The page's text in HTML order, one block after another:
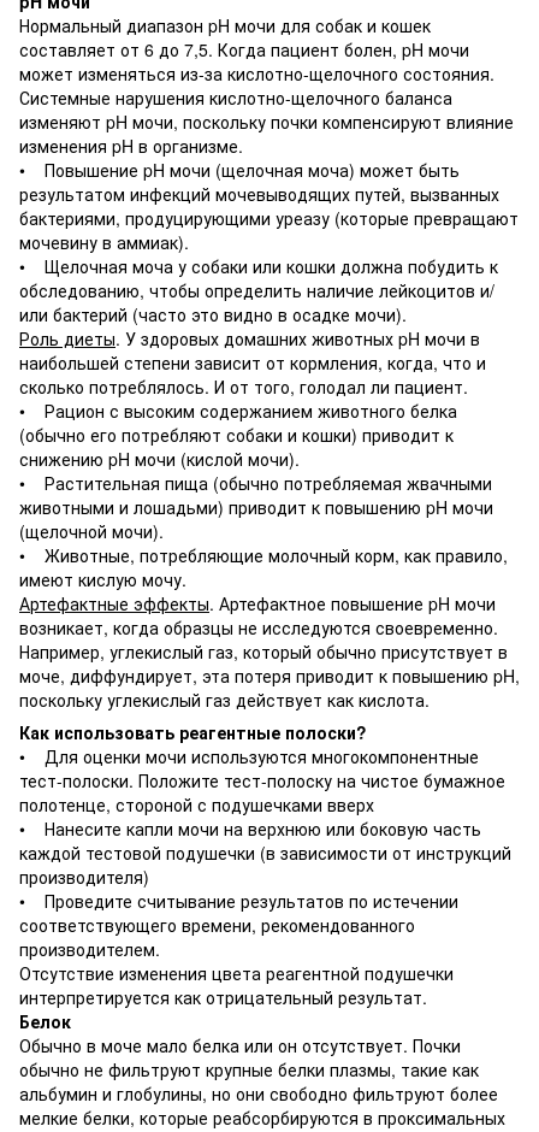
Нормальный диапазон pH мочи для собак и кошек
составляет от 6 до 7,5. Когда пациент болен, pH мочи
может изменяться из-за кислотно-щелочного состояния.
Системные нарушения кислотно-щелочного баланса
изменяют pH мочи, поскольку почки компенсируют влияние
изменения pH в организме.
• Повышение pH мочи (щелочная моча) может быть
результатом инфекций мочевыводящих путей, вызванных
бактериями, продуцирующими уреазу (которые превращают
мочевину в аммиак).
• Щелочная моча у собаки или кошки должна побудить к
обследованию, чтобы определить наличие лейкоцитов и/
или бактерий (часто это видно в осадке мочи).
Роль диеты. У здоровых домашних животных pH мочи в
наибольшей степени зависит от кормления, когда, что и
сколько потреблялось. И от того, голодал ли пациент.
• Рацион с высоким содержанием животного белка
(обычно его потребляют собаки и кошки) приводит к
снижению pH мочи (кислой мочи).
• Растительная пища (обычно потребляемая жвачными
животными и лошадьми) приводит к повышению pH мочи
(щелочной мочи).
• Животные, потребляющие молочный корм, как правило,
имеют кислую мочу.
Артефактные эффекты. Артефактное повышение pH мочи
возникает, когда образцы не исследуются своевременно.
Например, углекислый газ, который обычно присутствует в
моче, диффундирует, эта потеря приводит к повышению pH,
поскольку углекислый газ действует как кислота.
Как использовать реагентные полоски?
• Для оценки мочи используются многокомпонентные
тест-полоски. Положите тест-полоску на чистое бумажное
полотенце, стороной с подушечками вверх
• Нанесите капли мочи на верхнюю или боковую часть
каждой тестовой подушечки (в зависимости от инструкций
производителя)
• Проведите считывание результатов по истечении
соответствующего времени, рекомендованного
производителем.
Отсутствие изменения цвета реагентной подушечки
интерпретируется как отрицательный результат.
Белок
Обычно в моче мало белка или он отсутствует. Почки
обычно не фильтруют крупные белки плазмы, такие как
альбумин и глобулины, но они свободно фильтруют более
мелкие белки, которые реабсорбируются в проксимальных